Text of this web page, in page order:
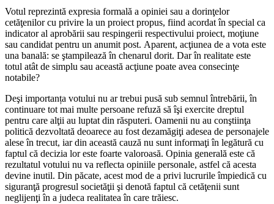
Votul reprezintă expresia formală a opiniei sau a dorinţelor
cetăţenilor cu privire la un proiect propus, fiind acordat în special ca
indicator al aprobării sau respingerii respectivului proiect, moţiune
sau candidat pentru un anumit post. Aparent, acţiunea de a vota este
una banală: se ştampilează în chenarul dorit. Dar în realitate este
totul atât de simplu sau această acţiune poate avea consecinţe
notabile?
Deşi importanța votului nu ar trebui pusă sub semnul întrebării, în
continuare tot mai multe persoane refuză să îşi exercite dreptul
pentru care alţii au luptat din răsputeri. Oamenii nu au conştiinţa
politică dezvoltată deoarece au fost dezamăgiţi adesea de personajele
alese în trecut, iar din această cauză nu sunt informaţi în legătură cu
faptul că decizia lor este foarte valoroasă. Opinia generală este că
rezultatul votului nu va reflecta opiniile personale, astfel că acesta
devine inutil. Din păcate, acest mod de a privi lucrurile împiedică cu
siguranţă progresul societăţii şi denotă faptul că cetăţenii sunt
neglijenţi în a judeca realitatea în care trăiesc.